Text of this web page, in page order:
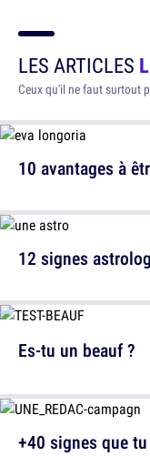
LES ARTICLES
Ceux qu'il ne faut surtout
10 avantages à
12 signes
Es-tu un beauf ?
+40 signes que